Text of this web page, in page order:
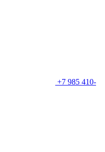
+7 985 410-